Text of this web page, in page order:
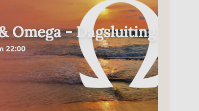
Omega - Dagsluiting
22:00